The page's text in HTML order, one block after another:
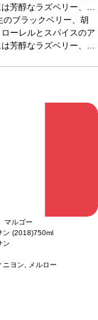
芳醇なラズベリー、ブ
じる。長い余韻の見事
う。合う料理赤肉、ポ
、プティ・シラー、シ
ブラックベリー、胡
ーレルとスパイスのア
芳醇なラズベリー、ブ
プティ・シラー、シ
同様の場合は自動的に
マルゴー
ン (2018)750ml
ン
ニヨン, メルロー